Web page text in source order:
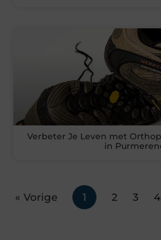
Verbeter Je Leven met
in
« Vorige 1 2 3 4